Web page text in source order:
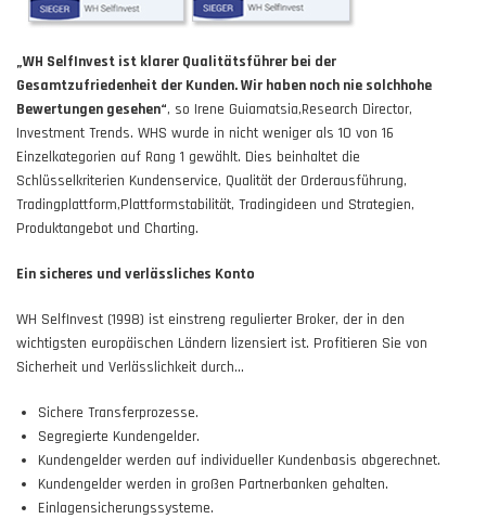
„WH SelfInvest ist klarer Qualitätsführer bei der
Gesamtzufriedenheit der Kunden. Wir haben noch nie solchhohe
Bewertungen gesehen“, so Irene Guiamatsia,Research Director,
Investment Trends. WHS wurde in nicht weniger als 10 von 16
Einzelkategorien auf Rang 1 gewählt. Dies beinhaltet die
Schlüsselkriterien Kundenservice, Qualität der Orderausführung,
Tradingplattform,Plattformstabilität, Tradingideen und Strategien,
Produktangebot und Charting.
Ein sicheres und verlässliches Konto
WH SelfInvest (1998) ist einstreng regulierter Broker, der in den
wichtigsten europäischen Ländern lizensiert ist. Profitieren Sie von
Sicherheit und Verlässlichkeit durch...
Sichere Transferprozesse.
Segregierte Kundengelder.
Kundengelder werden auf individueller Kundenbasis abgerechnet.
Kundengelder werden in großen Partnerbanken gehalten.
Einlagensicherungssysteme.